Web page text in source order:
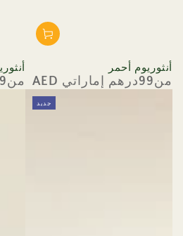
أنثوريوم أحمر
السعر
من99درهم إماراتي AED من99درهم إماراتي AED
جديد